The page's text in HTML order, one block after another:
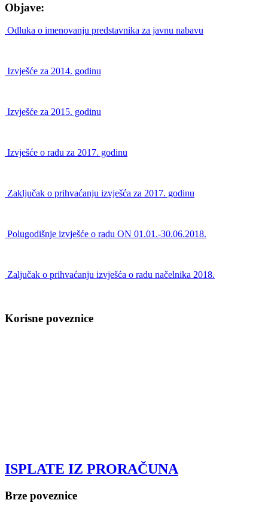
Objave:
Odluka o imenovanju predstavnika za javnu nabavu
Izvješće za 2014. godinu
Izvješće za 2015. godinu
Izvješće o radu za 2017. godinu
Zaključak o prihvaćanju izvješća za 2017. godinu
Polugodišnje izvješće o radu ON 01.01.-30.06.2018.
Zaljučak o prihvaćanju izvješća o radu načelnika 2018.
Korisne poveznice
ISPLATE IZ PRORAČUNA
Brze poveznice